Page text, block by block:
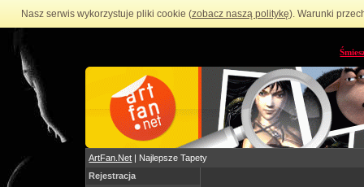
Nasz serwis wykorzystuje pliki cookie (zobacz naszą politykę). Warunki
ArtFan.Net | Najlepsze Tapety
Rejestracja